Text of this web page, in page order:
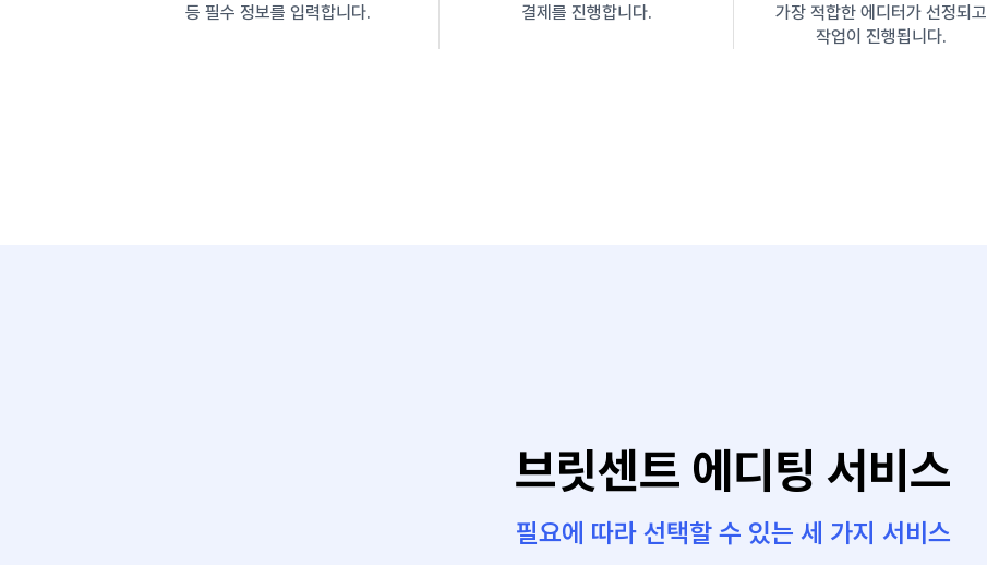
등 필수 정보를 입력합니다.
결제를 진행합니다.
가장 적합한 에디터가 선정되고
작업이 진행됩니다.
브릿센트 에디팅 서비스
필요에 따라 선택할 수 있는 세 가지 서비스